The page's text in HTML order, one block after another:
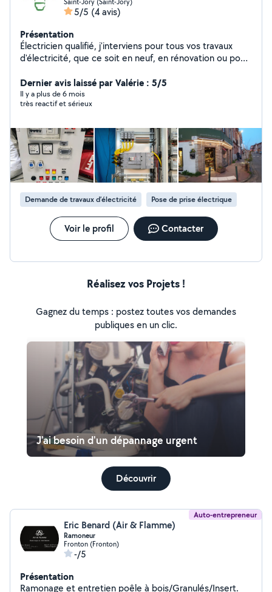
5/5 (4 avis)
Présentation
Électricien qualifié, j'interviens pour tous vos travaux
d'électricité, que ce soit en neuf, en rénovation ou pour
conformité de tableaux électriques, je réalise
également des études personnalisées de vos
installations afin de vous proposer des solutions pour
factures. Soucieux de la qualité de mon travail et de la
satisfaction de mes clients, je vous accompagne avec
des conseils adaptés à vos besoins et à votre budget.
Réactif et disponible, je me déplace rapidement pour
évaluer vos projets et vous proposer un devis gratuit.
Contactez-moi pour un service fiable, professionnel et à
l'écoute !
Dernier avis laissé par Valérie : 5/5
Il y a plus de 6 mois
très reactif et sérieux
Demande de travaux d’électricité Pose de prise électrique
Voir le profil Contacter
Réalisez vos Projets !
Gagnez du temps : postez toutes vos demandes
publiques en un clic.
J'ai besoin d'un dépannage urgent
Découvrir
Auto-entrepreneur
Eric Benard (Air & Flamme)
Ramoneur
Fronton (Fronton)
-/5
Présentation
Ramonage et entretien poêle à bois/Granulés/Insert.